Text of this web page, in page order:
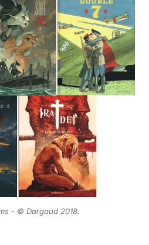
- © Dargaud 2018.